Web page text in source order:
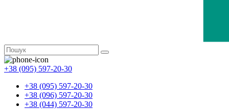
+38 (095) 597-20-30
+38 (095) 597-20-30
+38 (096) 597-20-30
+38 (044) 597-20-30